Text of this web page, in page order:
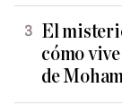
El
cómo
de